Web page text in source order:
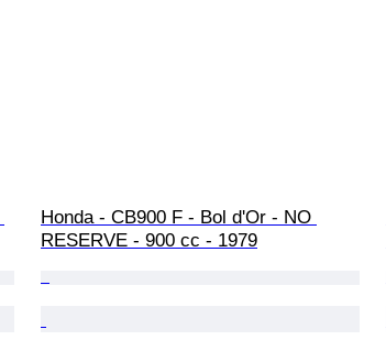
Honda - CB900 F - Bol d'Or - NO
RESERVE - 900 cc - 1979